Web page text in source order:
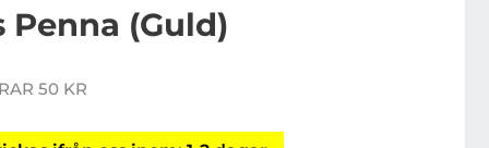
(Guld)
50 KR